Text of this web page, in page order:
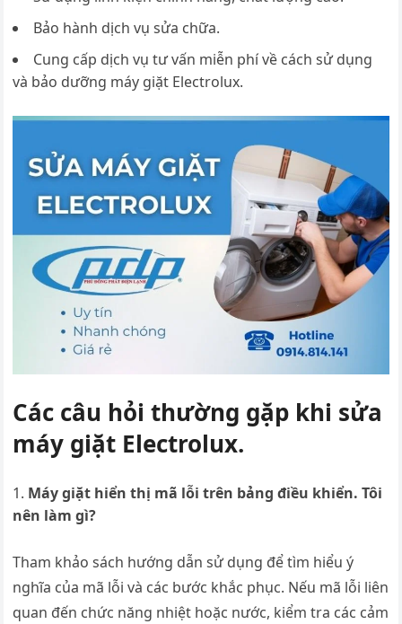
Bảo hành dịch vụ sửa chữa.
Cung cấp dịch vụ tư vấn miễn phí về cách sử dụng
và bảo dưỡng máy giặt Electrolux.
Các câu hỏi thường gặp khi sửa
máy giặt Electrolux.
Máy giặt hiển thị mã lỗi trên bảng điều khiển. Tôi
nên làm gì?
Tham khảo sách hướng dẫn sử dụng để tìm hiểu ý
nghĩa của mã lỗi và các bước khắc phục. Nếu mã lỗi liên
quan đến chức năng nhiệt hoặc nước, kiểm tra các cảm